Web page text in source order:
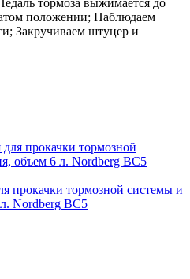
положении; Наблюдаем
Закручиваем штуцер и
прокачки тормозной системы и
Nordberg BC5